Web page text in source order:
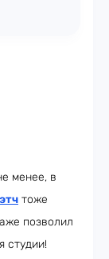
менее, в
тоже
позволил
студии!